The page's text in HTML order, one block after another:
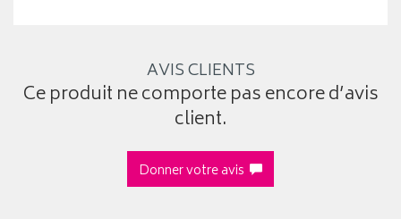
AVIS CLIENTS
Ce produit ne comporte pas encore d’avis
client.
Donner votre avis